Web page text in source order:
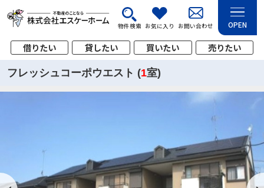
物件検索 お気に入り お問い合わせ OPEN
借りたい 貸したい 買いたい 売りたい
フレッシュコーポウエスト (1室)